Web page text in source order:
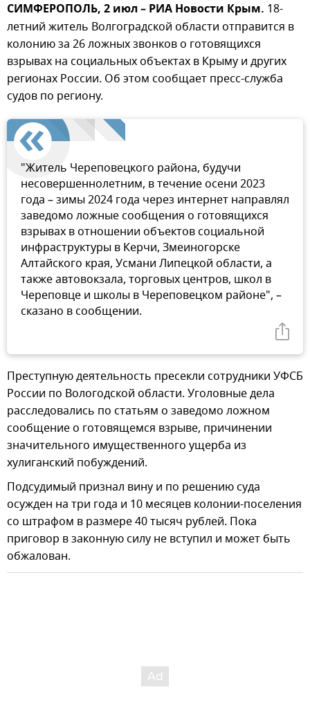
СИМФЕРОПОЛЬ, 2 июл – РИА Новости Крым. 18-
летний житель Волгоградской области отправится в
колонию за 26 ложных звонков о готовящихся
взрывах на социальных объектах в Крыму и других
регионах России. Об этом сообщает пресс-служба
судов по региону.
"Житель Череповецкого района, будучи
несовершеннолетним, в течение осени 2023
года – зимы 2024 года через интернет направлял
заведомо ложные сообщения о готовящихся
взрывах в отношении объектов социальной
инфраструктуры в Керчи, Змеиногорске
Алтайского края, Усмани Липецкой области, а
также автовокзала, торговых центров, школ в
Череповце и школы в Череповецком районе", –
сказано в сообщении.
Преступную деятельность пресекли сотрудники УФСБ
России по Вологодской области. Уголовные дела
расследовались по статьям о заведомо ложном
сообщение о готовящемся взрыве, причинении
значительного имущественного ущерба из
хулиганский побуждений.
Подсудимый признал вину и по решению суда
осужден на три года и 10 месяцев колонии-поселения
со штрафом в размере 40 тысяч рублей. Пока
приговор в законную силу не вступил и может быть
обжалован.